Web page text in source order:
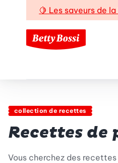
🍋 Les saveurs de
collection de recettes
Recettes de
Vous cherchez des